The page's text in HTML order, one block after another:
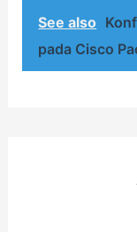
See also
pada Cisco